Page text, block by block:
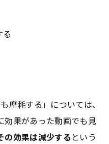
る
摩耗する」については、
効果があった動画でも見
の効果は減少する という